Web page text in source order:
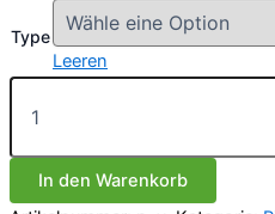
bis
€32.00
Type
Leeren
Dr.
Feelgood
CBD
Mini-
Bären
In den Warenkorb